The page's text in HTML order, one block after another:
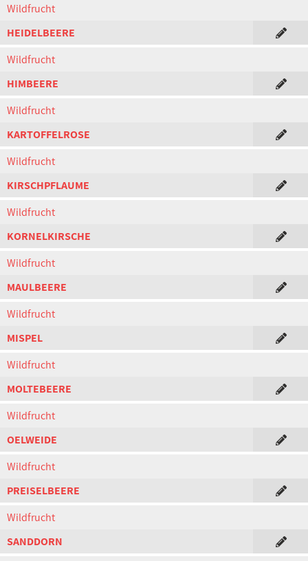
Wildfrucht
HEIDELBEERE
Wildfrucht
HIMBEERE
Wildfrucht
KARTOFFELROSE
Wildfrucht
KIRSCHPFLAUME
Wildfrucht
KORNELKIRSCHE
Wildfrucht
MAULBEERE
Wildfrucht
MISPEL
Wildfrucht
MOLTEBEERE
Wildfrucht
OELWEIDE
Wildfrucht
PREISELBEERE
Wildfrucht
SANDDORN